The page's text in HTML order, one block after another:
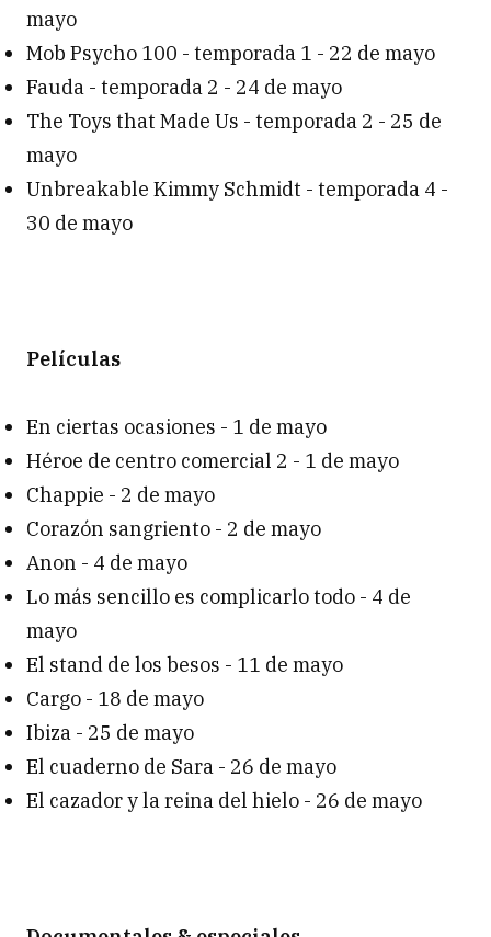
mayo
Mob Psycho 100 - temporada 1 - 22 de mayo
Fauda - temporada 2 - 24 de mayo
The Toys that Made Us - temporada 2 - 25 de
mayo
Unbreakable Kimmy Schmidt - temporada 4 -
30 de mayo
Películas
En ciertas ocasiones - 1 de mayo
Héroe de centro comercial 2 - 1 de mayo
Chappie - 2 de mayo
Corazón sangriento - 2 de mayo
Anon - 4 de mayo
Lo más sencillo es complicarlo todo - 4 de
mayo
El stand de los besos - 11 de mayo
Cargo - 18 de mayo
Ibiza - 25 de mayo
El cuaderno de Sara - 26 de mayo
El cazador y la reina del hielo - 26 de mayo